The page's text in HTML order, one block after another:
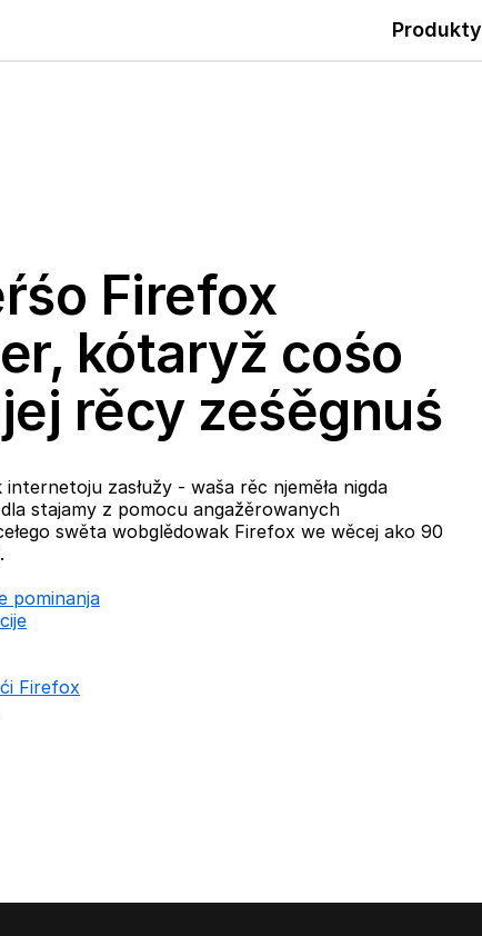
Produkty
Firefox
kótaryž cośo
rěcy ześěgnuś
zasłužy - waša rěc njeměła nigda
stajamy z pomocu angažěrowanych
swěta wobglědowak Firefox we wěcej ako 90
pominanja
Firefox